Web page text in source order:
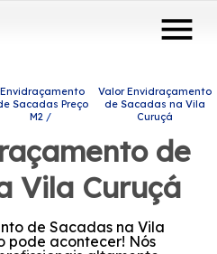
menu
Envidraçamento
Sacadas Preço
M2
Valor Envidraçamento
de Sacadas na Vila
Curuçá
de
Vila Curuçá
de Sacadas na Vila
pode acontecer! Nós